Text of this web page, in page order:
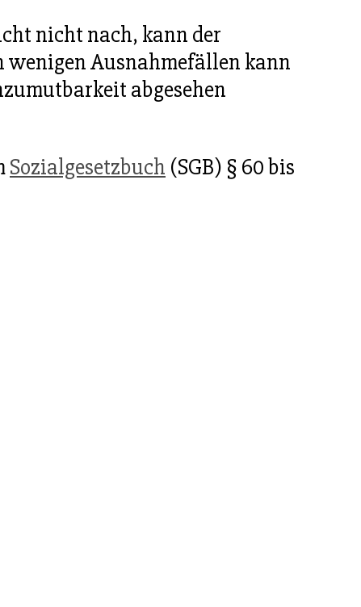
nicht nach, kann der
wenigen Ausnahmefällen kann
abgesehen
Sozialgesetzbuch (SGB) § 60 bis